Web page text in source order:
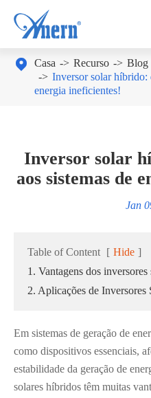
 Casa Recurso
Blog
Inversor solar híbrido:
energia ineficientes!
Inversor solar
aos sistemas de
Jan
Table of Content [ Hide ]
1. Vantagens dos
2. Aplicações de Inversores
Em sistemas de geração de
como dispositivos essenciais,
estabilidade da geração de
solares híbridos têm muitas